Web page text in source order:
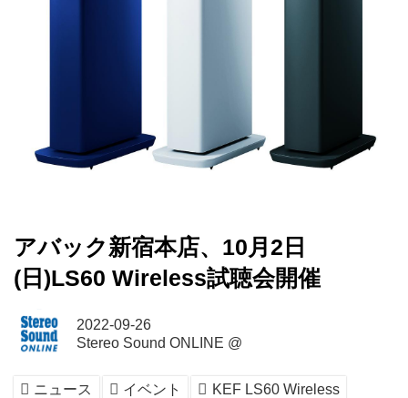
アバック新宿本店、10月2日
(日)LS60 Wireless試聴会開催
2022-09-26
Stereo Sound ONLINE @
ニュース イベント
KEF LS60 Wireless